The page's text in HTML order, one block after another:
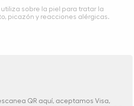
sobre la piel para tratar la
picazón y reacciones alérgicas.
QR aquí, aceptamos Visa,